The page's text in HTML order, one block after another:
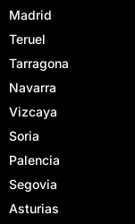
Madrid
Teruel
Tarragona
Navarra
Vizcaya
Soria
Palencia
Segovia
Asturias